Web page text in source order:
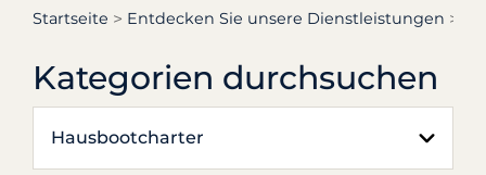
Startseite Entdecken Sie unsere Dienstleistungen
Kategorien durchsuchen
Hausbootcharter